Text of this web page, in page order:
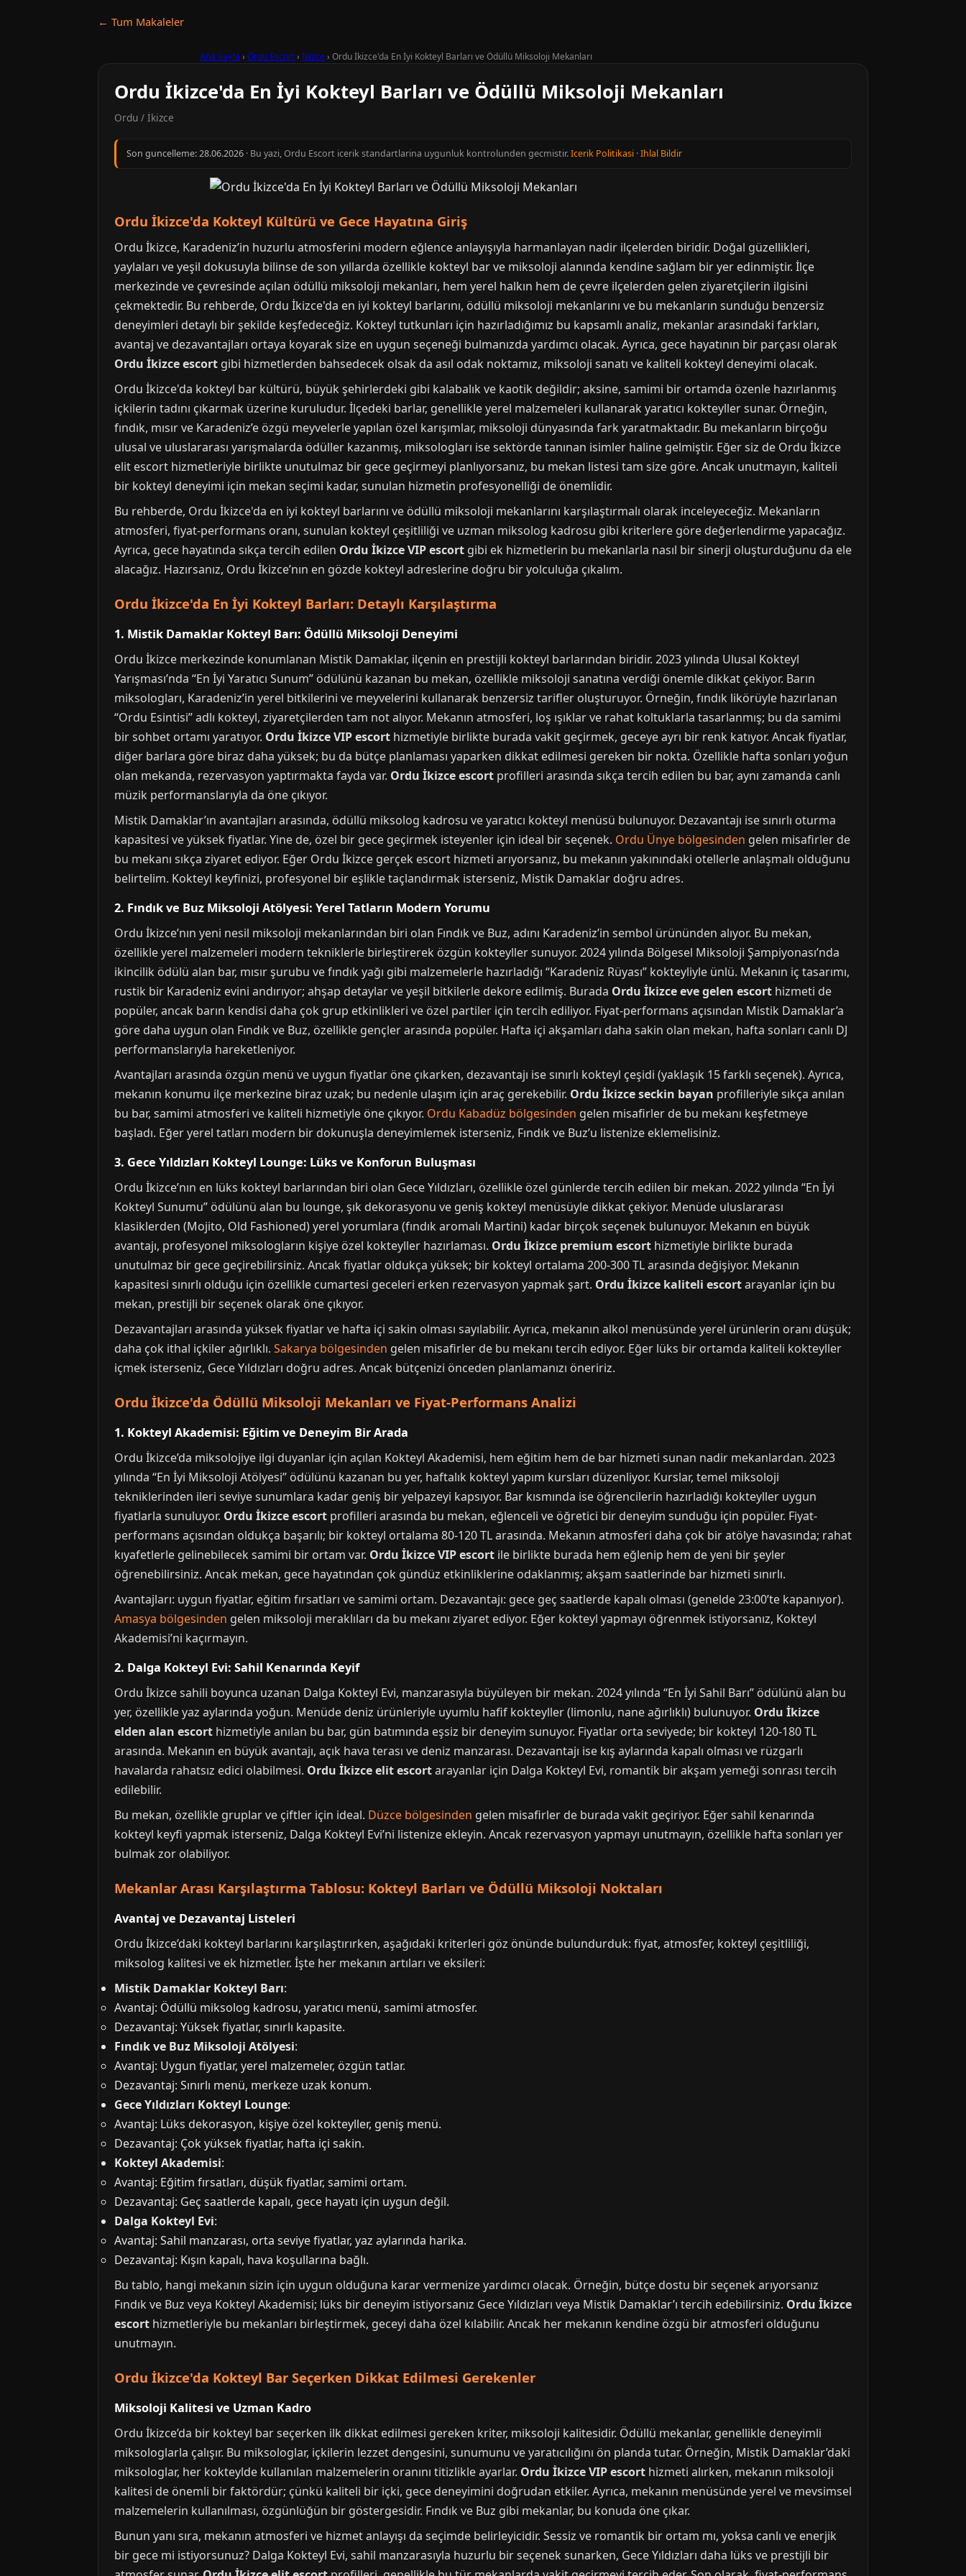
← Tum Makaleler
Ana Sayfa › Ordu Escort› İkizce› Ordu İkizce'da En İyi Kokteyl Barları ve Ödüllü Miksoloji Mekanları
Ordu İkizce'da En İyi Kokteyl Barları ve Ödüllü Miksoloji Mekanları
Ordu / İkizce
Son guncelleme:28.06.2026 · Bu yazi, Ordu Escort icerik standartlarina uygunluk kontrolunden gecmistir.Icerik Politikasi ·Ihlal Bildir
Ordu İkizce'da Kokteyl Kültürü ve Gece Hayatına Giriş
Ordu İkizce, Karadeniz’in huzurlu atmosferini modern eğlence anlayışıyla harmanlayan nadir ilçelerden biridir. Doğal güzellikleri,
yaylaları ve yeşil dokusuyla bilinse de son yıllarda özellikle kokteyl bar ve miksoloji alanında kendine sağlam bir yer edinmiştir. İlçe
merkezinde ve çevresinde açılan ödüllü miksoloji mekanları, hem yerel halkın hem de çevre ilçelerden gelen ziyaretçilerin ilgisini
çekmektedir. Bu rehberde, Ordu İkizce'da en iyi kokteyl barlarını, ödüllü miksoloji mekanlarını ve bu mekanların sunduğu benzersiz
deneyimleri detaylı bir şekilde keşfedeceğiz. Kokteyl tutkunları için hazırladığımız bu kapsamlı analiz, mekanlar arasındaki farkları,
avantaj ve dezavantajları ortaya koyarak size en uygun seçeneği bulmanızda yardımcı olacak. Ayrıca, gece hayatının bir parçası olarak
Ordu İkizce escort gibi hizmetlerden bahsedecek olsak da asıl odak noktamız, miksoloji sanatı ve kaliteli kokteyl deneyimi olacak.
Ordu İkizce'da kokteyl bar kültürü, büyük şehirlerdeki gibi kalabalık ve kaotik değildir; aksine, samimi bir ortamda özenle hazırlanmış
içkilerin tadını çıkarmak üzerine kuruludur. İlçedeki barlar, genellikle yerel malzemeleri kullanarak yaratıcı kokteyller sunar. Örneğin,
fındık, mısır ve Karadeniz’e özgü meyvelerle yapılan özel karışımlar, miksoloji dünyasında fark yaratmaktadır. Bu mekanların birçoğu
ulusal ve uluslararası yarışmalarda ödüller kazanmış, miksologları ise sektörde tanınan isimler haline gelmiştir. Eğer siz de Ordu İkizce
elit escort hizmetleriyle birlikte unutulmaz bir gece geçirmeyi planlıyorsanız, bu mekan listesi tam size göre. Ancak unutmayın, kaliteli
bir kokteyl deneyimi için mekan seçimi kadar, sunulan hizmetin profesyonelliği de önemlidir.
Bu rehberde, Ordu İkizce'da en iyi kokteyl barlarını ve ödüllü miksoloji mekanlarını karşılaştırmalı olarak inceleyeceğiz. Mekanların
atmosferi, fiyat-performans oranı, sunulan kokteyl çeşitliliği ve uzman miksolog kadrosu gibi kriterlere göre değerlendirme yapacağız.
Ayrıca, gece hayatında sıkça tercih edilen Ordu İkizce VIP escort gibi ek hizmetlerin bu mekanlarla nasıl bir sinerji oluşturduğunu da ele
alacağız. Hazırsanız, Ordu İkizce’nın en gözde kokteyl adreslerine doğru bir yolculuğa çıkalım.
Ordu İkizce'da En İyi Kokteyl Barları: Detaylı Karşılaştırma
1. Mistik Damaklar Kokteyl Barı: Ödüllü Miksoloji Deneyimi
Ordu İkizce merkezinde konumlanan Mistik Damaklar, ilçenin en prestijli kokteyl barlarından biridir. 2023 yılında Ulusal Kokteyl
Yarışması’nda “En İyi Yaratıcı Sunum” ödülünü kazanan bu mekan, özellikle miksoloji sanatına verdiği önemle dikkat çekiyor. Barın
miksologları, Karadeniz’in yerel bitkilerini ve meyvelerini kullanarak benzersiz tarifler oluşturuyor. Örneğin, fındık likörüyle hazırlanan
“Ordu Esintisi” adlı kokteyl, ziyaretçilerden tam not alıyor. Mekanın atmosferi, loş ışıklar ve rahat koltuklarla tasarlanmış; bu da samimi
bir sohbet ortamı yaratıyor. Ordu İkizce VIP escort hizmetiyle birlikte burada vakit geçirmek, geceye ayrı bir renk katıyor. Ancak fiyatlar,
diğer barlara göre biraz daha yüksek; bu da bütçe planlaması yaparken dikkat edilmesi gereken bir nokta. Özellikle hafta sonları yoğun
olan mekanda, rezervasyon yaptırmakta fayda var. Ordu İkizce escort profilleri arasında sıkça tercih edilen bu bar, aynı zamanda canlı
müzik performanslarıyla da öne çıkıyor.
Mistik Damaklar’ın avantajları arasında, ödüllü miksolog kadrosu ve yaratıcı kokteyl menüsü bulunuyor. Dezavantajı ise sınırlı oturma
kapasitesi ve yüksek fiyatlar. Yine de, özel bir gece geçirmek isteyenler için ideal bir seçenek. Ordu Ünye bölgesinden gelen misafirler de
bu mekanı sıkça ziyaret ediyor. Eğer Ordu İkizce gerçek escort hizmeti arıyorsanız, bu mekanın yakınındaki otellerle anlaşmalı olduğunu
belirtelim. Kokteyl keyfinizi, profesyonel bir eşlikle taçlandırmak isterseniz, Mistik Damaklar doğru adres.
2. Fındık ve Buz Miksoloji Atölyesi: Yerel Tatların Modern Yorumu
Ordu İkizce’nın yeni nesil miksoloji mekanlarından biri olan Fındık ve Buz, adını Karadeniz’in sembol ürününden alıyor. Bu mekan,
özellikle yerel malzemeleri modern tekniklerle birleştirerek özgün kokteyller sunuyor. 2024 yılında Bölgesel Miksoloji Şampiyonası’nda
ikincilik ödülü alan bar, mısır şurubu ve fındık yağı gibi malzemelerle hazırladığı “Karadeniz Rüyası” kokteyliyle ünlü. Mekanın iç tasarımı,
rustik bir Karadeniz evini andırıyor; ahşap detaylar ve yeşil bitkilerle dekore edilmiş. Burada Ordu İkizce eve gelen escort hizmeti de
popüler, ancak barın kendisi daha çok grup etkinlikleri ve özel partiler için tercih ediliyor. Fiyat-performans açısından Mistik Damaklar’a
göre daha uygun olan Fındık ve Buz, özellikle gençler arasında popüler. Hafta içi akşamları daha sakin olan mekan, hafta sonları canlı DJ
performanslarıyla hareketleniyor.
Avantajları arasında özgün menü ve uygun fiyatlar öne çıkarken, dezavantajı ise sınırlı kokteyl çeşidi (yaklaşık 15 farklı seçenek). Ayrıca,
mekanın konumu ilçe merkezine biraz uzak; bu nedenle ulaşım için araç gerekebilir. Ordu İkizce seckin bayan profilleriyle sıkça anılan
bu bar, samimi atmosferi ve kaliteli hizmetiyle öne çıkıyor. Ordu Kabadüz bölgesinden gelen misafirler de bu mekanı keşfetmeye
başladı. Eğer yerel tatları modern bir dokunuşla deneyimlemek isterseniz, Fındık ve Buz’u listenize eklemelisiniz.
3. Gece Yıldızları Kokteyl Lounge: Lüks ve Konforun Buluşması
Ordu İkizce’nın en lüks kokteyl barlarından biri olan Gece Yıldızları, özellikle özel günlerde tercih edilen bir mekan. 2022 yılında “En İyi
Kokteyl Sunumu” ödülünü alan bu lounge, şık dekorasyonu ve geniş kokteyl menüsüyle dikkat çekiyor. Menüde uluslararası
klasiklerden (Mojito, Old Fashioned) yerel yorumlara (fındık aromalı Martini) kadar birçok seçenek bulunuyor. Mekanın en büyük
avantajı, profesyonel miksologların kişiye özel kokteyller hazırlaması. Ordu İkizce premium escort hizmetiyle birlikte burada
unutulmaz bir gece geçirebilirsiniz. Ancak fiyatlar oldukça yüksek; bir kokteyl ortalama 200-300 TL arasında değişiyor. Mekanın
kapasitesi sınırlı olduğu için özellikle cumartesi geceleri erken rezervasyon yapmak şart. Ordu İkizce kaliteli escortarayanlar için bu
mekan, prestijli bir seçenek olarak öne çıkıyor.
Dezavantajları arasında yüksek fiyatlar ve hafta içi sakin olması sayılabilir. Ayrıca, mekanın alkol menüsünde yerel ürünlerin oranı düşük;
daha çok ithal içkiler ağırlıklı. Sakarya bölgesinden gelen misafirler de bu mekanı tercih ediyor. Eğer lüks bir ortamda kaliteli kokteyller
içmek isterseniz, Gece Yıldızları doğru adres. Ancak bütçenizi önceden planlamanızı öneririz.
Ordu İkizce'da Ödüllü Miksoloji Mekanları ve Fiyat-Performans Analizi
1. Kokteyl Akademisi: Eğitim ve Deneyim Bir Arada
Ordu İkizce’da miksolojiye ilgi duyanlar için açılan Kokteyl Akademisi, hem eğitim hem de bar hizmeti sunan nadir mekanlardan. 2023
yılında “En İyi Miksoloji Atölyesi” ödülünü kazanan bu yer, haftalık kokteyl yapım kursları düzenliyor. Kurslar, temel miksoloji
tekniklerinden ileri seviye sunumlara kadar geniş bir yelpazeyi kapsıyor. Bar kısmında ise öğrencilerin hazırladığı kokteyller uygun
fiyatlarla sunuluyor. Ordu İkizce escort profilleri arasında bu mekan, eğlenceli ve öğretici bir deneyim sunduğu için popüler. Fiyat-
performans açısından oldukça başarılı; bir kokteyl ortalama 80-120 TL arasında. Mekanın atmosferi daha çok bir atölye havasında; rahat
kıyafetlerle gelinebilecek samimi bir ortam var. Ordu İkizce VIP escort ile birlikte burada hem eğlenip hem de yeni bir şeyler
öğrenebilirsiniz. Ancak mekan, gece hayatından çok gündüz etkinliklerine odaklanmış; akşam saatlerinde bar hizmeti sınırlı.
Avantajları: uygun fiyatlar, eğitim fırsatları ve samimi ortam. Dezavantajı: gece geç saatlerde kapalı olması (genelde 23:00’te kapanıyor).
Amasya bölgesinden gelen miksoloji meraklıları da bu mekanı ziyaret ediyor. Eğer kokteyl yapmayı öğrenmek istiyorsanız, Kokteyl
Akademisi’ni kaçırmayın.
2. Dalga Kokteyl Evi: Sahil Kenarında Keyif
Ordu İkizce sahili boyunca uzanan Dalga Kokteyl Evi, manzarasıyla büyüleyen bir mekan. 2024 yılında “En İyi Sahil Barı” ödülünü alan bu
yer, özellikle yaz aylarında yoğun. Menüde deniz ürünleriyle uyumlu hafif kokteyller (limonlu, nane ağırlıklı) bulunuyor. Ordu İkizce
elden alan escort hizmetiyle anılan bu bar, gün batımında eşsiz bir deneyim sunuyor. Fiyatlar orta seviyede; bir kokteyl 120-180 TL
arasında. Mekanın en büyük avantajı, açık hava terası ve deniz manzarası. Dezavantajı ise kış aylarında kapalı olması ve rüzgarlı
havalarda rahatsız edici olabilmesi. Ordu İkizce elit escortarayanlar için Dalga Kokteyl Evi, romantik bir akşam yemeği sonrası tercih
edilebilir.
Bu mekan, özellikle gruplar ve çiftler için ideal. Düzce bölgesinden gelen misafirler de burada vakit geçiriyor. Eğer sahil kenarında
kokteyl keyfi yapmak isterseniz, Dalga Kokteyl Evi’ni listenize ekleyin. Ancak rezervasyon yapmayı unutmayın, özellikle hafta sonları yer
bulmak zor olabiliyor.
Mekanlar Arası Karşılaştırma Tablosu: Kokteyl Barları ve Ödüllü Miksoloji Noktaları
Avantaj ve Dezavantaj Listeleri
Ordu İkizce’daki kokteyl barlarını karşılaştırırken, aşağıdaki kriterleri göz önünde bulundurduk: fiyat, atmosfer, kokteyl çeşitliliği,
miksolog kalitesi ve ek hizmetler. İşte her mekanın artıları ve eksileri:
Mistik Damaklar Kokteyl Barı:
Avantaj: Ödüllü miksolog kadrosu, yaratıcı menü, samimi atmosfer.
Dezavantaj: Yüksek fiyatlar, sınırlı kapasite.
Fındık ve Buz Miksoloji Atölyesi:
Avantaj: Uygun fiyatlar, yerel malzemeler, özgün tatlar.
Dezavantaj: Sınırlı menü, merkeze uzak konum.
Gece Yıldızları Kokteyl Lounge:
Avantaj: Lüks dekorasyon, kişiye özel kokteyller, geniş menü.
Dezavantaj: Çok yüksek fiyatlar, hafta içi sakin.
Kokteyl Akademisi:
Avantaj: Eğitim fırsatları, düşük fiyatlar, samimi ortam.
Dezavantaj: Geç saatlerde kapalı, gece hayatı için uygun değil.
Dalga Kokteyl Evi:
Avantaj: Sahil manzarası, orta seviye fiyatlar, yaz aylarında harika.
Dezavantaj: Kışın kapalı, hava koşullarına bağlı.
Bu tablo, hangi mekanın sizin için uygun olduğuna karar vermenize yardımcı olacak. Örneğin, bütçe dostu bir seçenek arıyorsanız
Fındık ve Buz veya Kokteyl Akademisi; lüks bir deneyim istiyorsanız Gece Yıldızları veya Mistik Damaklar’ı tercih edebilirsiniz. Ordu İkizce
escort hizmetleriyle bu mekanları birleştirmek, geceyi daha özel kılabilir. Ancak her mekanın kendine özgü bir atmosferi olduğunu
unutmayın.
Ordu İkizce'da Kokteyl Bar Seçerken Dikkat Edilmesi Gerekenler
Miksoloji Kalitesi ve Uzman Kadro
Ordu İkizce’da bir kokteyl bar seçerken ilk dikkat edilmesi gereken kriter, miksoloji kalitesidir. Ödüllü mekanlar, genellikle deneyimli
miksologlarla çalışır. Bu miksologlar, içkilerin lezzet dengesini, sunumunu ve yaratıcılığını ön planda tutar. Örneğin, Mistik Damaklar’daki
miksologlar, her kokteylde kullanılan malzemelerin oranını titizlikle ayarlar. Ordu İkizce VIP escort hizmeti alırken, mekanın miksoloji
kalitesi de önemli bir faktördür; çünkü kaliteli bir içki, gece deneyimini doğrudan etkiler. Ayrıca, mekanın menüsünde yerel ve mevsimsel
malzemelerin kullanılması, özgünlüğün bir göstergesidir. Fındık ve Buz gibi mekanlar, bu konuda öne çıkar.
Bunun yanı sıra, mekanın atmosferi ve hizmet anlayışı da seçimde belirleyicidir. Sessiz ve romantik bir ortam mı, yoksa canlı ve enerjik
bir gece mi istiyorsunuz? Dalga Kokteyl Evi, sahil manzarasıyla huzurlu bir seçenek sunarken, Gece Yıldızları daha lüks ve prestijli bir